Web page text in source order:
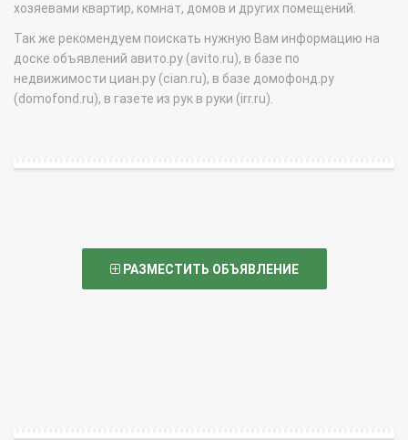
хозяевами квартир, комнат, домов и других помещений.
Так же рекомендуем поискать нужную Вам информацию на
доске объявлений авито.ру (avito.ru), в базе по
недвижимости циан.ру (cian.ru), в базе домофонд.ру
(domofond.ru), в газете из рук в руки (irr.ru).
РАЗМЕСТИТЬ ОБЪЯВЛЕНИЕ